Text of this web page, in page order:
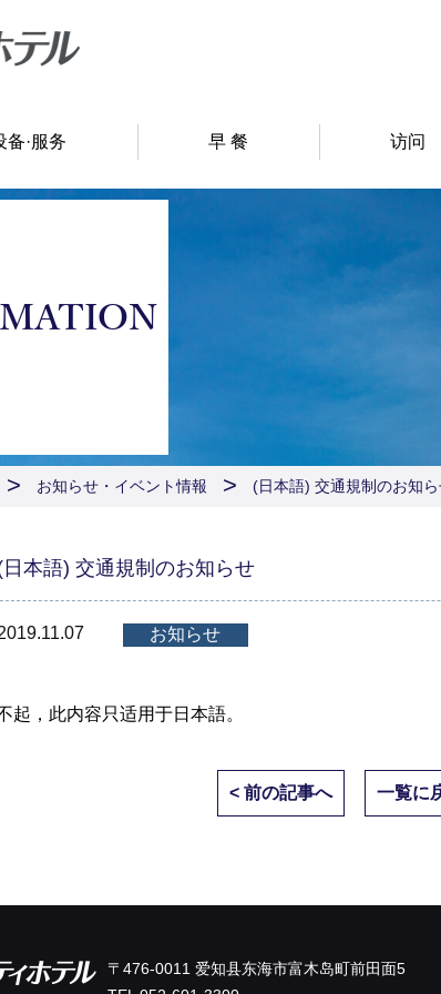
备·服务 早 餐 访问
お知らせ・イベント情報 (日本語) 交通規制のお知
日本語) 交通規制のお知らせ
お知らせ
起，此内容只适用于日本語。
< 前の記事へ 一覧に
〒476-0011 爱知县东海市富木岛町前田面5